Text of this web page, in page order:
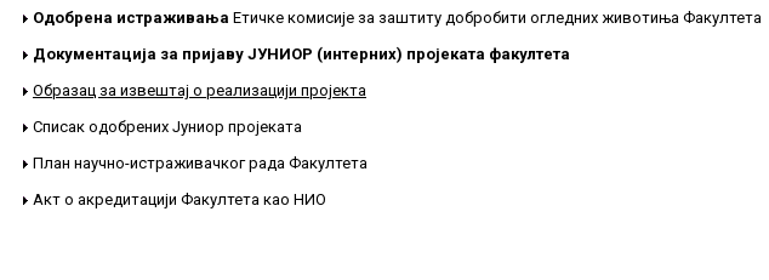
Одобрена истраживања Етичке комисије за заштиту добробити огледних животиња Факултета
Документација за пријаву ЈУНИОР (интерних) пројеката факултета
Образац за извештај о реализацији пројекта
Списак одобрених Јуниор пројеката
План научно-истраживачког рада Факултета
Акт о акредитацији Факултета као НИO